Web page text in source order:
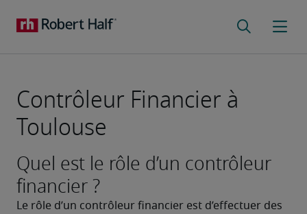
Contrôleur Financier à
Toulouse
Quel est le rôle d’un contrôleur
financier ?
Le rôle d’un contrôleur financier est d’effectuer des